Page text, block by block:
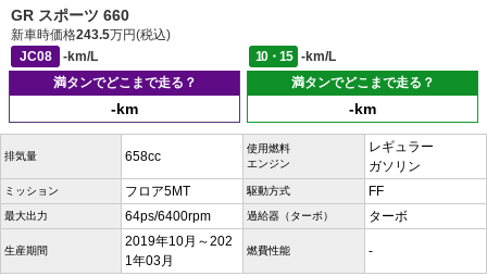
GR スポーツ 660
新車時価格243.5万円(税込)
JC08
-km/L 10・15
-km/L
満タンでどこまで走る？
-km
満タンでどこまで走る？
-km
排気量 658cc
使用燃料
エンジン
レギュラー
ガソリン
ミッション フロア5MT 駆動方式 FF
最大出力 64ps/6400rpm 過給器（ターボ） ターボ
生産期間
2019年10月～202
1年03月
燃費性能 -